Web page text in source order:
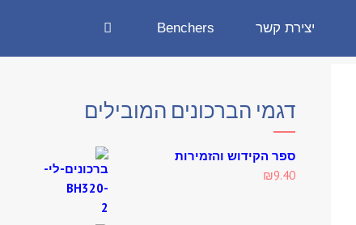
יצירת קשר Benchers
דגמי הברכונים המובילים
ספר הקידוש והזמירות
₪9.40